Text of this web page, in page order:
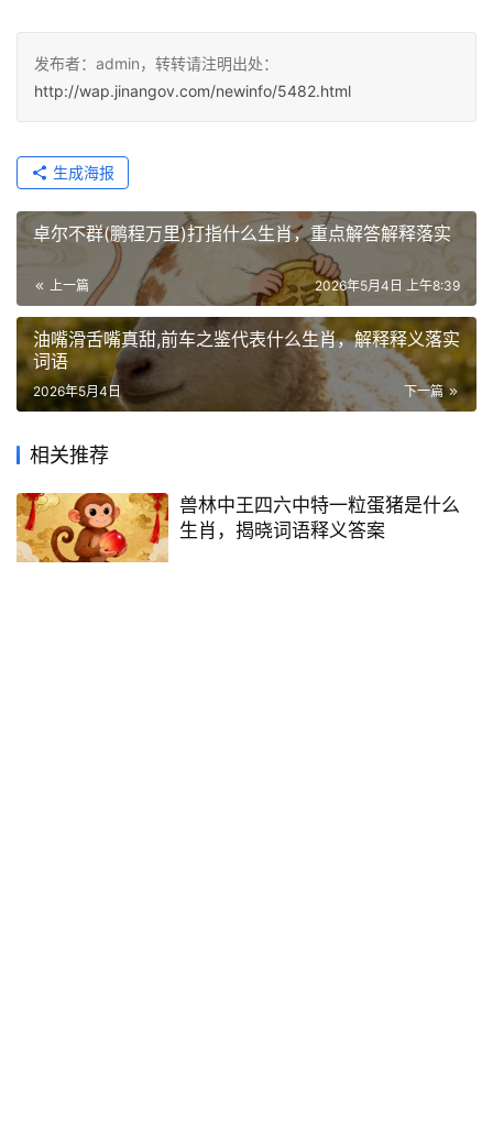
发布者：admin，转转请注明出处：
http://wap.jinangov.com/newinfo/5482.html
生成海报
卓尔不群(鹏程万里)打指什么生肖，重点解答解释落实
上一篇 2026年5月4日 上午8:39
油嘴滑舌嘴真甜,前车之鉴代表什么生肖，解释释义落实
词语
下一篇
2026年5月4日
相关推荐
兽林中王四六中特一粒蛋猪是什么
生肖，揭晓词语释义答案